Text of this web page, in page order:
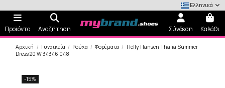
Ελληνικά
Προϊόντα Αναζήτηση Σύνδεση Καλάθι
Αρχική Γυναικεία Ρούχα Φορέματα
Helly Hansen Thalia Summer
Dress 20 W 34346 048
-15%